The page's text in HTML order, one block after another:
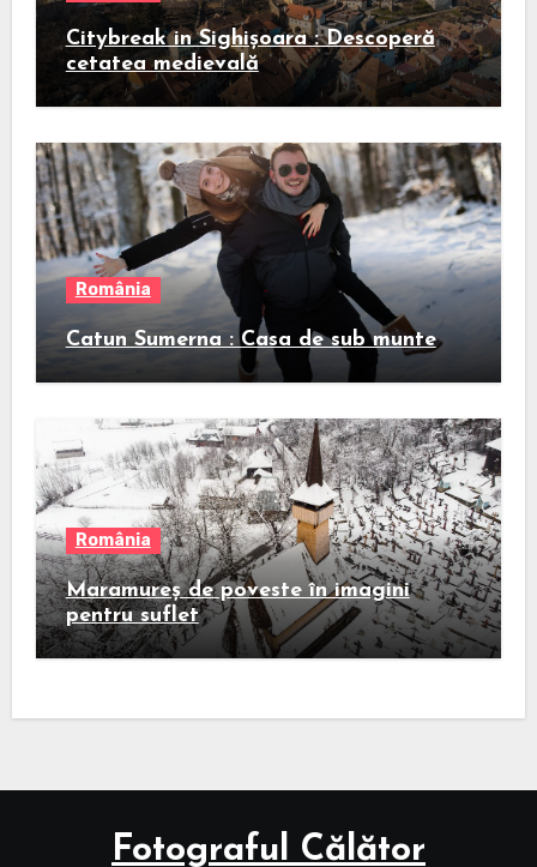
Citybreak in Sighișoara : Descoperă
cetatea medievală
România
Catun Sumerna : Casa de sub munte
România
Maramureș de poveste în imagini
pentru suflet
Fotograful Călător